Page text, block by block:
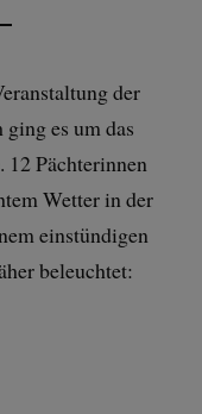
der
es um das
. 12 Pächterinnen
Wetter in der
einstündigen
beleuchtet: